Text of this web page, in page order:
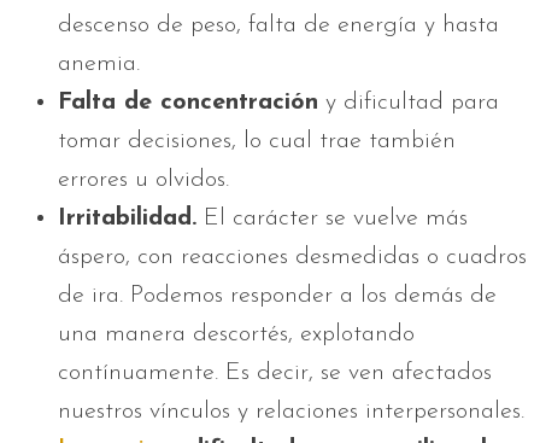
descenso de peso, falta de energía y hasta
anemia.
Falta de concentración y dificultad para
tomar decisiones, lo cual trae también
errores u olvidos.
Irritabilidad. El carácter se vuelve más
áspero, con reacciones desmedidas o cuadros
de ira. Podemos responder a los demás de
una manera descortés, explotando
contínuamente. Es decir, se ven afectados
nuestros vínculos y relaciones interpersonales.